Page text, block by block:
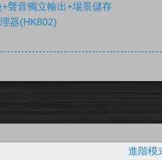
聲音獨立輸出+場景儲存
器(HK802)
進階模